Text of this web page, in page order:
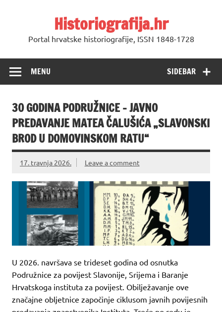
Historiografija.hr
Portal hrvatske historiografije, ISSN 1848-1728
SIDEBAR
MENU
30 GODINA PODRUŽNICE – JAVNO
PREDAVANJE MATEA ČALUŠIĆA „SLAVONSKI
BROD U DOMOVINSKOM RATU“
17. travnja 2026. Leave a comment
U 2026. navršava se trideset godina od osnutka
Podružnice za povijest Slavonije, Srijema i Baranje
Hrvatskoga instituta za povijest. Obilježavanje ove
značajne obljetnice započinje ciklusom javnih povijesnih